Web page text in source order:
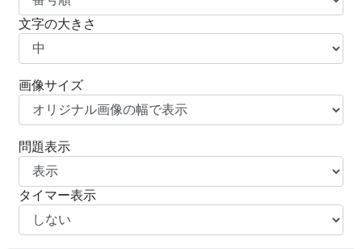
文字の大きさ
画像サイズ
問題表示
タイマー表示